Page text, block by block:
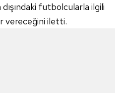
futbolcularla ilgili
vereceğini iletti.